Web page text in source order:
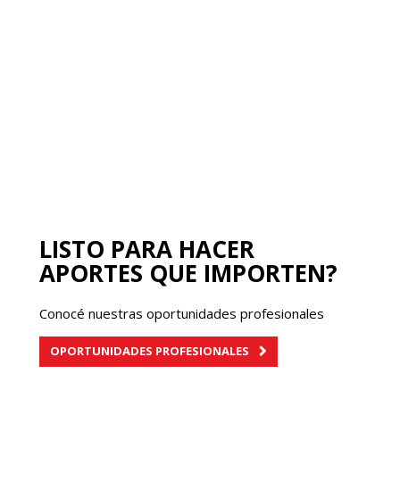
LISTO PARA HACER
APORTES QUE IMPORTEN?
Conocé nuestras oportunidades profesionales
OPORTUNIDADES PROFESIONALES